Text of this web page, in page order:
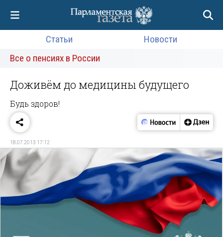
Статьи
Новости
Все о пенсиях в России
Доживём до медицины будущего
Будь здоров!
18.07.2013 17:12